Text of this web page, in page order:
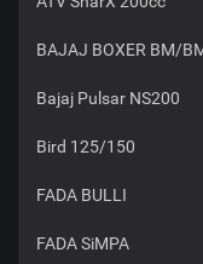
BAJAJ BOXER BM/
Bajaj Pulsar NS200
Bird 125/150
FADA BULLI
FADA SiMPA